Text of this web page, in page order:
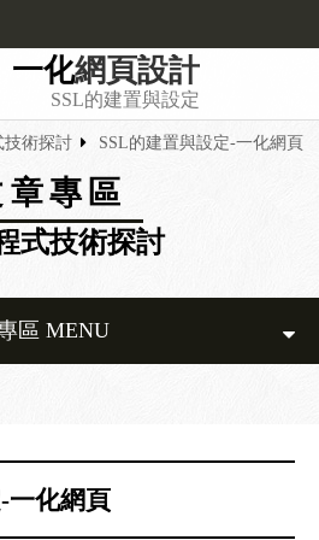
一化網頁設計
SSL的建置與設定
技術探討 SSL的建置與設定-一化網頁
章專區
式技術探討
區 MENU
一化網頁